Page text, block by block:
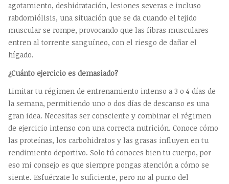
agotamiento, deshidratación, lesiones severas e incluso
rabdomiólisis, una situación que se da cuando el tejido
muscular se rompe, provocando que las fibras musculares
entren al torrente sanguíneo, con el riesgo de dañar el
hígado.
¿Cuánto ejercicio es demasiado?
Limitar tu régimen de entrenamiento intenso a 3 o 4 días de
la semana, permitiendo uno o dos días de descanso es una
gran idea. Necesitas ser consciente y combinar el régimen
de ejercicio intenso con una correcta nutrición. Conoce cómo
las proteínas, los carbohidratos y las grasas influyen en tu
rendimiento deportivo. Solo tú conoces bien tu cuerpo, por
eso mi consejo es que siempre pongas atención a cómo se
siente. Esfuérzate lo suficiente, pero no al punto del